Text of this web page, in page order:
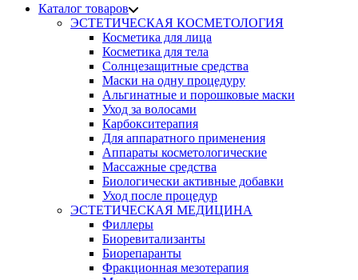
Каталог товаров
ЭСТЕТИЧЕСКАЯ КОСМЕТОЛОГИЯ
Косметика для лица
Косметика для тела
Солнцезащитные средства
Маски на одну процедуру
Альгинатные и порошковые маски
Уход за волосами
Карбокситерапия
Для аппаратного применения
Аппараты косметологические
Массажные средства
Биологически активные добавки
Уход после процедур
ЭСТЕТИЧЕСКАЯ МЕДИЦИНА
Филлеры
Биоревитализанты
Биорепаранты
Фракционная мезотерапия